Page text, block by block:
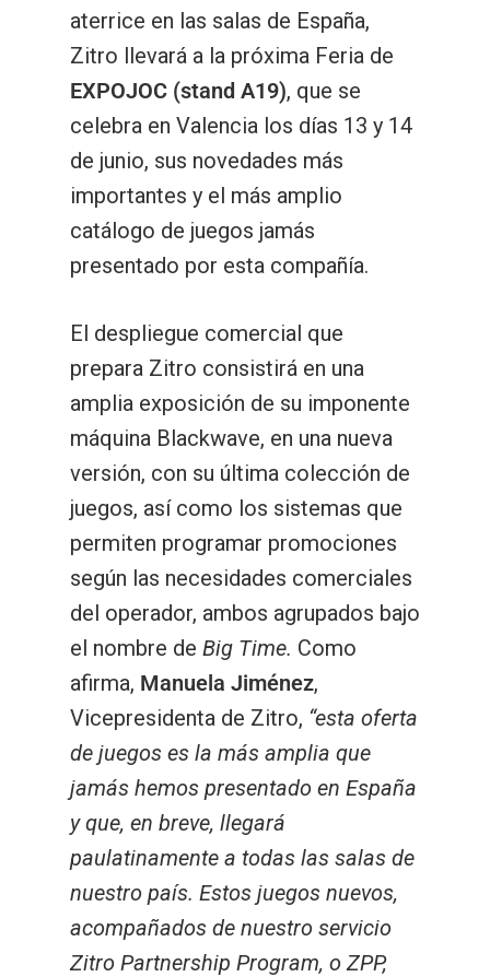
aterrice en las salas de España,
Zitro llevará a la próxima Feria de
EXPOJOC (stand A19), que se
celebra en Valencia los días 13 y 14
de junio, sus novedades más
importantes y el más amplio
catálogo de juegos jamás
presentado por esta compañía.
El despliegue comercial que
prepara Zitro consistirá en una
amplia exposición de su imponente
máquina Blackwave, en una nueva
versión, con su última colección de
juegos, así como los sistemas que
permiten programar promociones
según las necesidades comerciales
del operador, ambos agrupados bajo
el nombre de Big Time. Como
afirma, Manuela Jiménez,
Vicepresidenta de Zitro, “esta oferta
de juegos es la más amplia que
jamás hemos presentado en España
y que, en breve, llegará
paulatinamente a todas las salas de
nuestro país. Estos juegos nuevos,
acompañados de nuestro servicio
Zitro Partnership Program, o ZPP,